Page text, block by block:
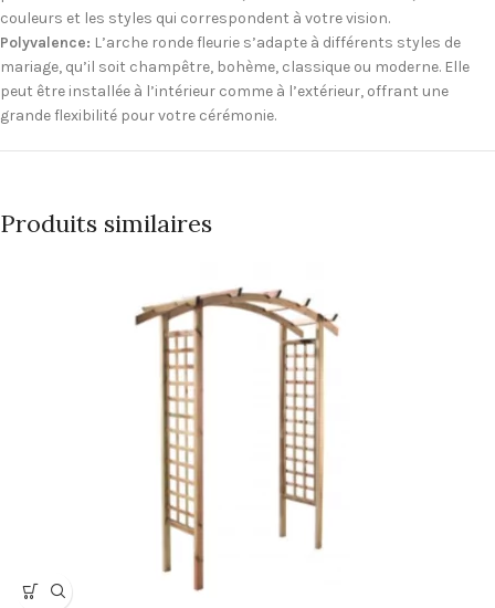
couleurs et les styles qui correspondent à votre vision.
Polyvalence: L’arche ronde fleurie s’adapte à différents styles de
mariage, qu’il soit champêtre, bohème, classique ou moderne. Elle
peut être installée à l’intérieur comme à l’extérieur, offrant une
grande flexibilité pour votre cérémonie.
Produits similaires